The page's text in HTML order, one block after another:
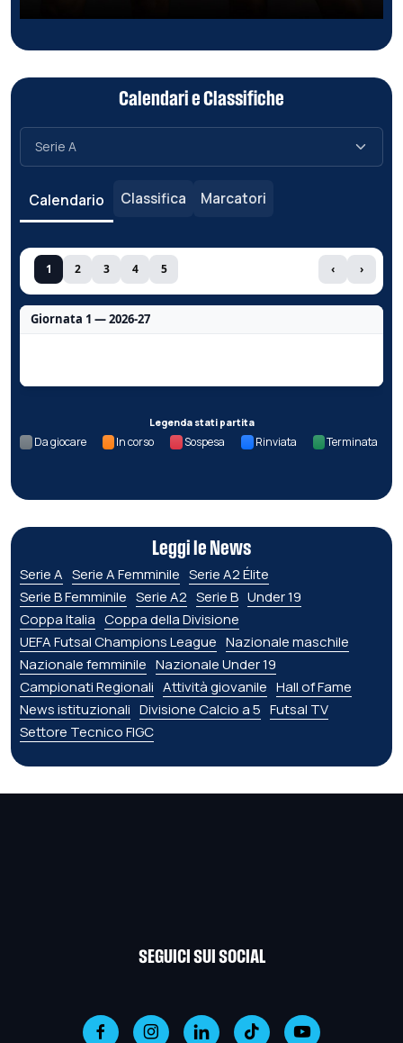
Calendari e Classifiche
Calendario Classifica Marcatori
1 2 3 4 5 ‹ ›
Giornata 1 — 2026-27
Legenda stati partita
Da giocare In corso Sospesa Rinviata Terminata
Leggi le News
Serie A Serie A Femminile Serie A2 Élite
Serie B Femminile Serie A2 Serie B Under 19
Coppa Italia Coppa della Divisione
UEFA Futsal Champions League Nazionale maschile
Nazionale femminile Nazionale Under 19
Campionati Regionali Attività giovanile Hall of Fame
News istituzionali Divisione Calcio a 5 Futsal TV
Settore Tecnico FIGC
SEGUICI SUI SOCIAL